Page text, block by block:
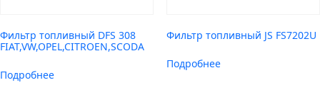
Фильтр топливный DFS 308
FIAT,VW,OPEL,CITROEN,SCODA
Подробнее
Фильтр топливный JS FS7202U
Подробнее